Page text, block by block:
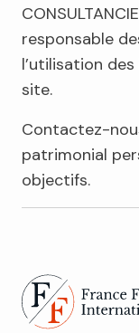
responsable
l’utilisation
site.
Contactez-
patrimonial
objectifs.